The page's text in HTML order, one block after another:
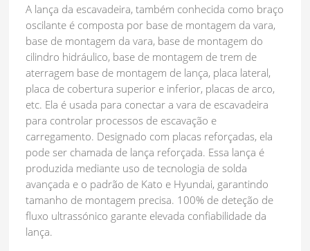
A lança da escavadeira, também conhecida como braço
oscilante é composta por base de montagem da vara,
base de montagem da vara, base de montagem do
cilindro hidráulico, base de montagem de trem de
aterragem base de montagem de lança, placa lateral,
placa de cobertura superior e inferior, placas de arco,
etc. Ela é usada para conectar a vara de escavadeira
para controlar processos de escavação e
carregamento. Designado com placas reforçadas, ela
pode ser chamada de lança reforçada. Essa lança é
produzida mediante uso de tecnologia de solda
avançada e o padrão de Kato e Hyundai, garantindo
tamanho de montagem precisa. 100% de deteção de
fluxo ultrassónico garante elevada confiabilidade da
lança.